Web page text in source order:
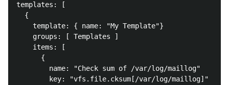
templates: [
  {
    template: { name: "My Template"}
    groups: [ Templates ]
    items: [
      {
        name: "Check sum of /var/log/maillog"
        key: "vfs.file.cksum[/var/log/maillog]"